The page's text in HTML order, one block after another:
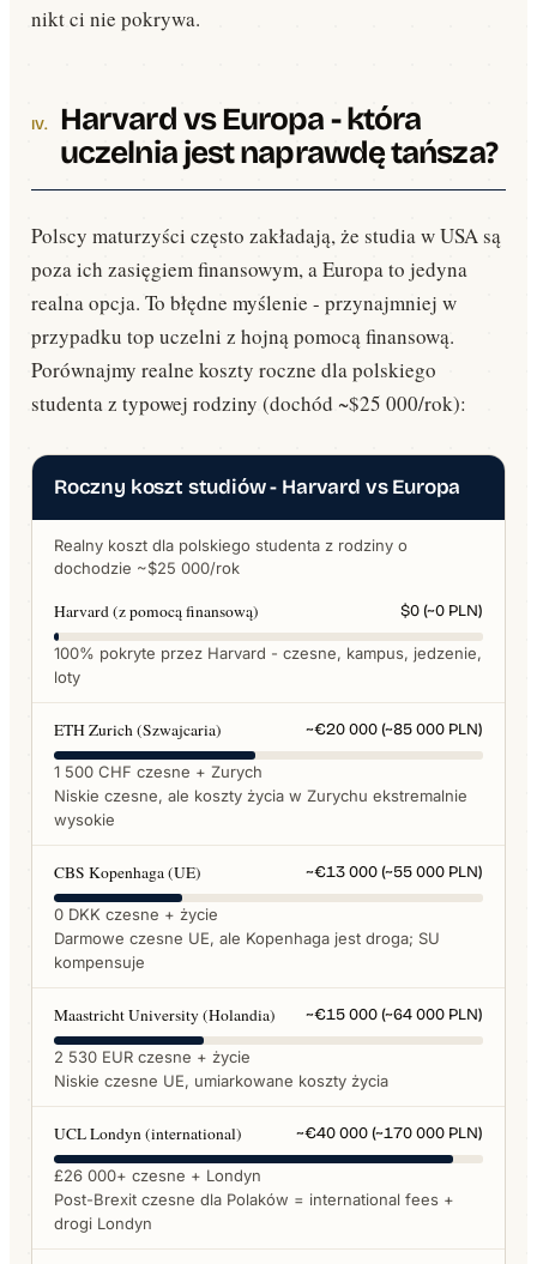
nikt ci nie pokrywa.
Harvard vs Europa - która
uczelnia jest naprawdę tańsza?
Polscy maturzyści często zakładają, że studia w USA są
poza ich zasięgiem finansowym, a Europa to jedyna
realna opcja. To błędne myślenie - przynajmniej w
przypadku top uczelni z hojną pomocą finansową.
Porównajmy realne koszty roczne dla polskiego
studenta z typowej rodziny (dochód ~$25 000/rok):
Roczny koszt studiów - Harvard vs Europa
Realny koszt dla polskiego studenta z rodziny o
dochodzie ~$25 000/rok
Harvard (z pomocą finansową) $0 (~0 PLN)
100% pokryte przez Harvard - czesne, kampus, jedzenie,
loty
ETH Zurich (Szwajcaria) ~€20 000 (~85 000 PLN)
1 500 CHF czesne + Zurych
Niskie czesne, ale koszty życia w Zurychu ekstremalnie
wysokie
CBS Kopenhaga (UE) ~€13 000 (~55 000 PLN)
0 DKK czesne + życie
Darmowe czesne UE, ale Kopenhaga jest droga; SU
kompensuje
Maastricht University (Holandia) ~€15 000 (~64 000 PLN)
2 530 EUR czesne + życie
Niskie czesne UE, umiarkowane koszty życia
UCL Londyn (international) ~€40 000 (~170 000 PLN)
£26 000+ czesne + Londyn
Post-Brexit czesne dla Polaków = international fees +
drogi Londyn